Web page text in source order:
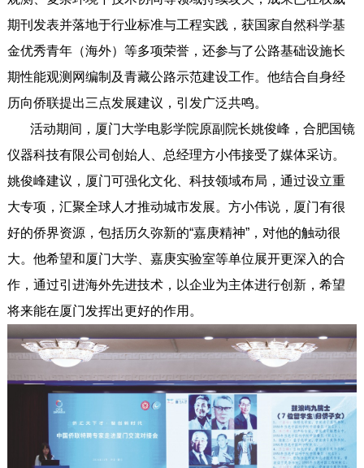
期刊发表并落地于行业标准与工程实践，获国家自然科学基
金优秀青年（海外）等多项荣誉，还参与了公路基础设施长
期性能观测网编制及青藏公路示范建设工作。他结合自身经
历向侨联提出三点发展建议，引发广泛共鸣。
活动期间，厦门大学电影学院原副院长姚俊峰，合肥国镜
仪器科技有限公司创始人、总经理方小伟接受了媒体采访。
姚俊峰建议，厦门可强化文化、科技领域布局，通过设立重
大专项，汇聚全球人才推动城市发展。方小伟说，厦门有很
好的侨界资源，包括历久弥新的“嘉庚精神”，对他的触动很
大。他希望和厦门大学、嘉庚实验室等单位展开更深入的合
作，通过引进海外先进技术，以企业为主体进行创新，希望
将来能在厦门发挥出更好的作用。